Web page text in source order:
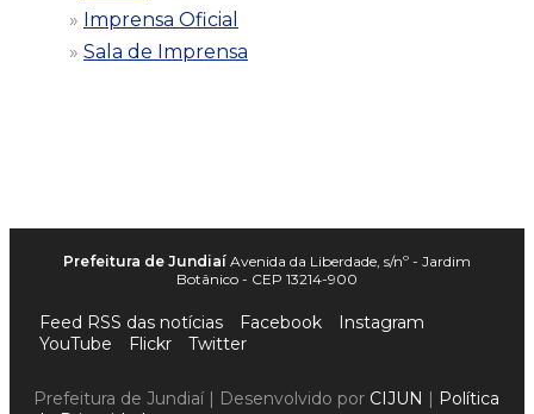
Imprensa Oficial
Sala de Imprensa
Prefeitura de Jundiaí Avenida da Liberdade, s/nº - Jardim
Botânico - CEP 13214-900
Feed RSS das notícias Facebook
Instagram
YouTube
Flickr Twitter
Prefeitura de Jundiaí | Desenvolvido por CIJUN | Política